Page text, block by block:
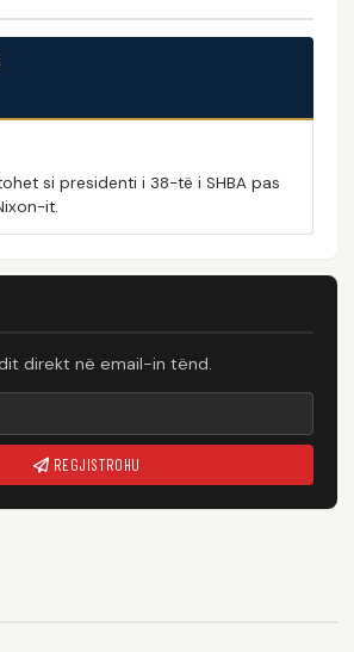
si presidenti i 38-të i SHBA pas
it.
direkt në email-in tënd.
REGJISTROHU